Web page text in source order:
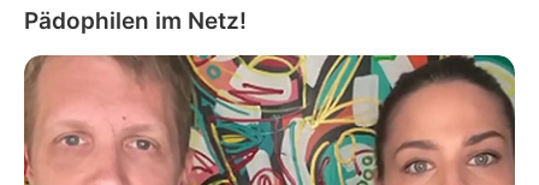
Pädophilen im Netz!